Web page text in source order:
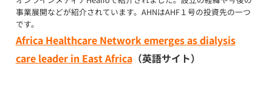
事業展開などが紹介されています。AHNはAHF１号の投資先の一つ
です。
Africa Healthcare Network emerges as dialysis
care leader in East Africa（英語サイト）